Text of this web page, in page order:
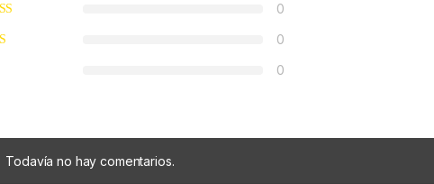
0
0
0
Todavía no hay comentarios.